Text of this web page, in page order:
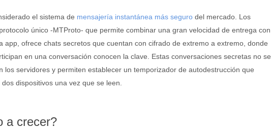
el sistema de mensajería instantánea más segurodel mercado. Los
único -MTProto- que permite combinar una gran velocidad de entrega con
app, ofrece chats secretos que cuentan con cifrado de extremo a extremo, donde
en una conversación conocen la clave. Estas conversaciones secretas no se
los servidores y permiten establecer un temporizador de autodestrucción que
dispositivos una vez que se leen.
a crecer?